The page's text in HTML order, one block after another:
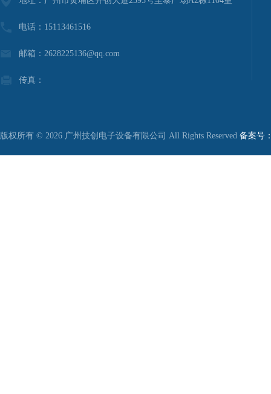
电话：15113461516
邮箱：2628225136@qq.com
传真：
版权所有 © 2026 广州技创电子设备有限公司 All Rights Reserved 备案号